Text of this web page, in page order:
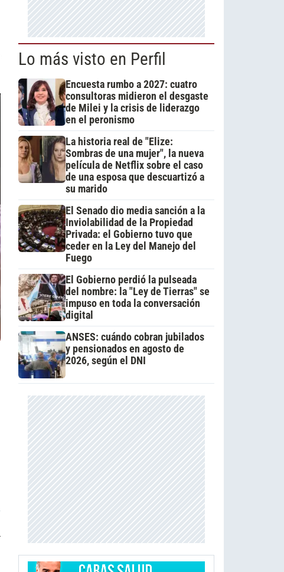
Lo más visto en Perfil
Encuesta rumbo a 2027: cuatro
consultoras midieron el desgaste
de Milei y la crisis de liderazgo
en el peronismo
La historia real de "Elize:
Sombras de una mujer", la nueva
película de Netflix sobre el caso
de una esposa que descuartizó a
su marido
El Senado dio media sanción a la
Inviolabilidad de la Propiedad
Privada: el Gobierno tuvo que
ceder en la Ley del Manejo del
Fuego
El Gobierno perdió la pulseada
del nombre: la "Ley de Tierras" se
impuso en toda la conversación
digital
ANSES: cuándo cobran jubilados
y pensionados en agosto de
2026, según el DNI